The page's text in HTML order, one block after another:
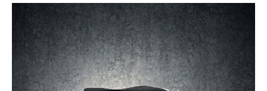
Panico:
errori
da
evitare
per
aiutare
davvero
chi